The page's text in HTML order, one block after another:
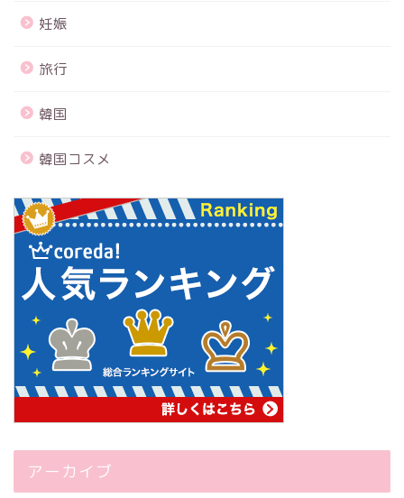
妊娠
旅行
韓国
韓国コスメ
アーカイブ